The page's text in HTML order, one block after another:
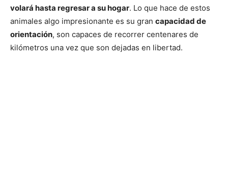
volará hasta regresar a su hogar. Lo que hace de estos
animales algo impresionante es su gran capacidad de
orientación, son capaces de recorrer centenares de
kilómetros una vez que son dejadas en libertad.